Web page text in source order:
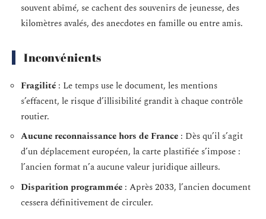
souvent abîmé, se cachent des souvenirs de jeunesse, des
kilomètres avalés, des anecdotes en famille ou entre amis.
Inconvénients
Fragilité : Le temps use le document, les mentions
s’effacent, le risque d’illisibilité grandit à chaque contrôle
routier.
Aucune reconnaissance hors de France : Dès qu’il s’agit
d’un déplacement européen, la carte plastifiée s’impose :
l’ancien format n’a aucune valeur juridique ailleurs.
Disparition programmée : Après 2033, l’ancien document
cessera définitivement de circuler.